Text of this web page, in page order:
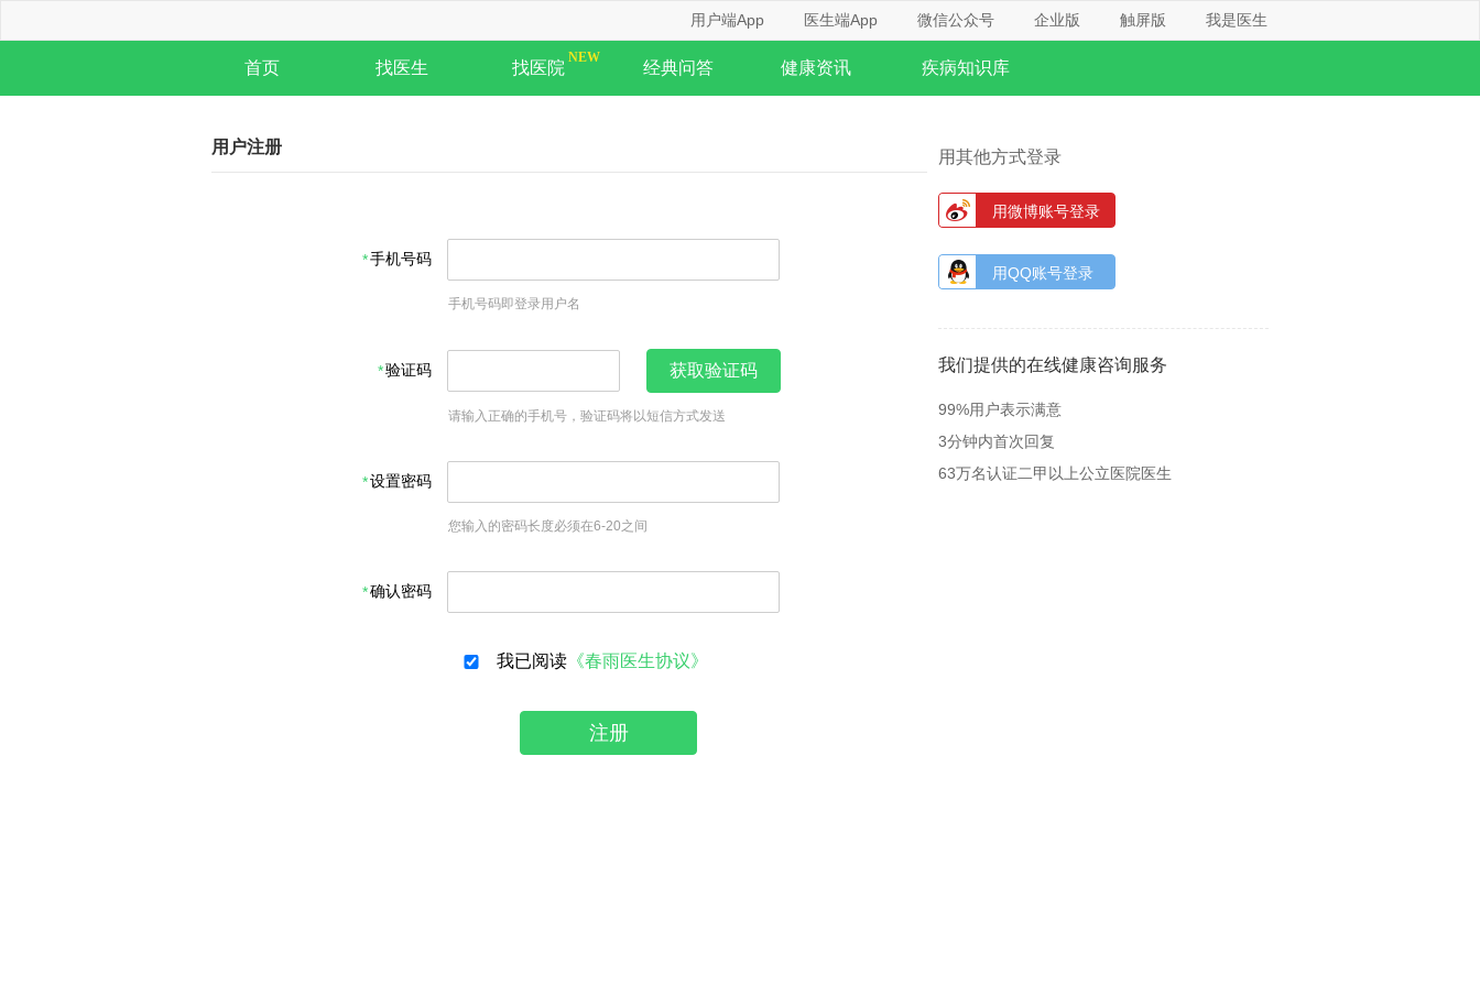
用户端App 医生端App 微信公众号 企业版 触屏版 我是医生
首页 找医生 找医院 经典问答 健康资讯 疾病知识库
用户注册
手机号码
手机号码即登录用户名
验证码 获取验证码
请输入正确的手机号，验证码将以短信方式发送
设置密码
您输入的密码长度必须在6-20之间
确认密码
我已阅读 《春雨医生协议》
注册
用其他方式登录
用微博账号登录
用QQ账号登录
我们提供的在线健康咨询服务
99%用户表示满意
3分钟内首次回复
63万名认证二甲以上公立医院医生